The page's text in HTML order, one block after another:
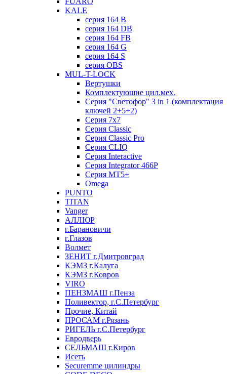
KALE
серия 164 B
серия 164 DB
серия 164 FB
серия 164 G
серия 164 S
серия OBS
MUL-T-LOCK
Вертушки
Комплектующие цил.мех.
Серия "Светофор" 3 in 1 (комплектация
ключей 2+5+2)
Серия 7х7
Серия Classic
Серия Classic Pro
Серия CLIQ
Серия Interactive
Серия Integrator 466P
Серия MT5+
Omega
PUNTO
TITAN
Vanger
АЛЛЮР
г.Барановичи
г.Глазов
Волмет
ЗЕНИТ г.Дмитровград
КЭМЗ г.Калуга
КЭМЗ г.Ковров
VIRO
ПЕНЗМАШ г.Пенза
Поливектор, г.С.Петербург
Прочие, Китай
ПРОСАМ г.Рязань
РИГЕЛЬ г.С.Петербург
Евродверь
СЕЛЬМАШ г.Киров
Исеть
Securemme цилиндры